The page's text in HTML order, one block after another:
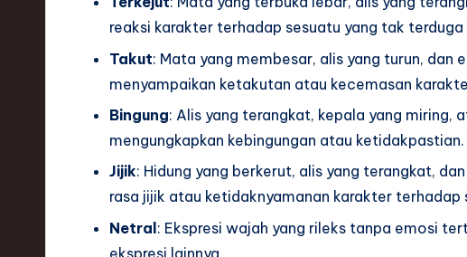
reaksi karakter terhadap sesuatu yang tak
Takut: Mata yang membesar, alis yang turun, dan
menyampaikan ketakutan atau kecemasan
Bingung: Alis yang terangkat, kepala yang miring,
mengungkapkan kebingungan atau ketidakpastian.
Jijik: Hidung yang berkerut, alis yang terangkat,
rasa jijik atau ketidaknyamanan karakter terhadap
Netral: Ekspresi wajah yang rileks tanpa emosi
ekspresi lainnya.